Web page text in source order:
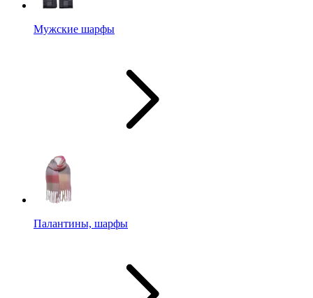
Мужские шарфы
Палантины, шарфы